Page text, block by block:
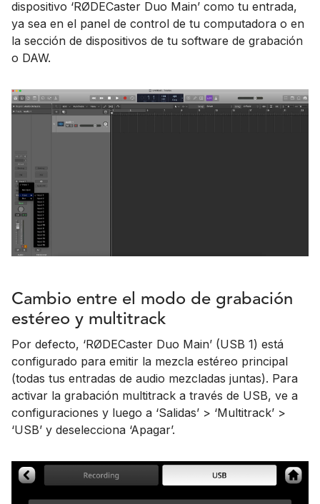
dispositivo ‘RØDECaster Duo Main’ como tu entrada,
ya sea en el panel de control de tu computadora o en
la sección de dispositivos de tu software de grabación
o DAW.
Cambio entre el modo de grabación
estéreo y multitrack
Por defecto, ‘RØDECaster Duo Main’ (USB 1) está
configurado para emitir la mezcla estéreo principal
(todas tus entradas de audio mezcladas juntas). Para
activar la grabación multitrack a través de USB, ve a
configuraciones y luego a ‘Salidas’ > ‘Multitrack’ >
‘USB’ y deselecciona ‘Apagar’.